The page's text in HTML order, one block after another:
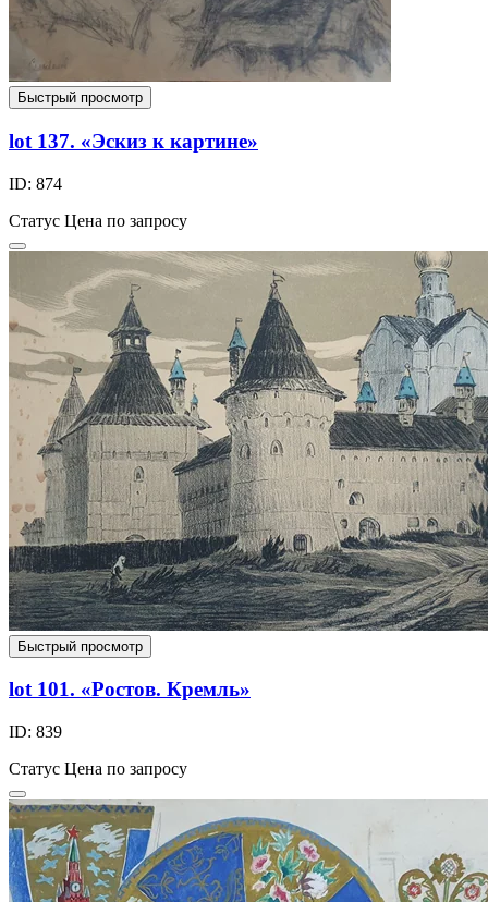
Быстрый просмотр
lot 137. «Эскиз к картине»
ID: 874
Статус Цена по запросу
Быстрый просмотр
lot 101. «Ростов. Кремль»
ID: 839
Статус Цена по запросу